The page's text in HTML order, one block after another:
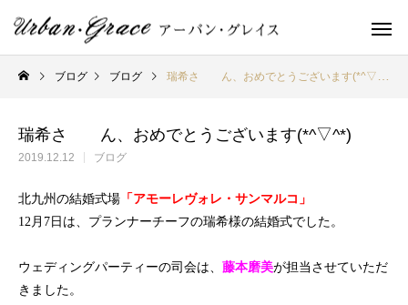
ブログ ブログ 瑞希さ ん、おめでとうございます(*^▽^*)
瑞希さ ん、おめでとうございます(*^▽^*)
2019.12.12 ブログ
北九州の結婚式場 「アモーレヴォレ・サンマルコ」
12月 7 日は、プランナーチーフの瑞希様の結婚式でした。
ウェディングパーティーの司会は、 藤本磨美が担当させていただ
きました。